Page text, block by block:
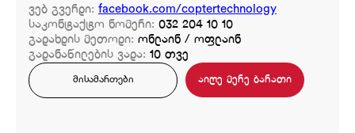
ვებ გვერდი: facebook.com/coptertechnology
საკონტაქტო ნომერი: 032 204 10 10
გადახდის მეთოდი: ონლაინ / ოფლაინ
გადანაწილების ვადა: 10 თვე
მისამართები აიღე მერე ბარათი